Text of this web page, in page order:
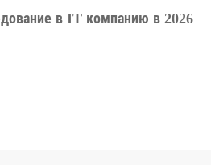
в IT компанию в 2026